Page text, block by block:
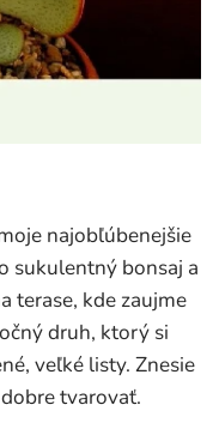
najobľúbenejšie
sukulentný bonsaj a
terase, kde zaujme
druh, ktorý si
veľké listy. Znesie
tvarovať.